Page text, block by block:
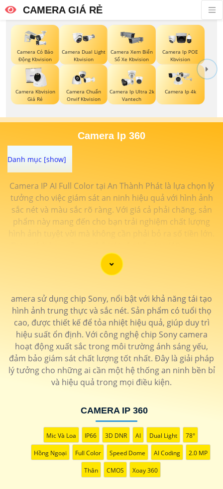
CAMERA GIÁ RẺ
Camera Có Báo
Động Kbvision
Camera Dual Light
Kbvision
Camera Xem Biển
Số Xe Kbvision
Camera Ip POE
Kbvision
Camera Kbvision
Giá Rẻ
Camera Chuẩn
Onvif Kbvision
Camera Ip Ultra 2k
Vantech
Camera Ip 4k
Camera Ip 360
Camera IP AI Full Color tại An Thành Phát là lựa chọn lý
tưởng cho việc giám sát an ninh hiệu quả với hình ảnh
sắc nét và màu sắc rõ ràng. Với giá cả phải chăng, sản
phẩm này mang đến cho bạn trải nghiệm chất lượng
hình ảnh tuyệt vời mà không cần phải bỏ ra số tiền lớn.
này giúp nhận diện chính xác các chi tiết trong hình
ảnh mà không cần ánh sáng hồng ngoại, giúp tiết kiệm
tận hưởng sự tiện lợi và an toàn.
'
amera sử dụng chip Sony, nổi bật với khả năng tái tạo
hình ảnh trung thực và sắc nét. Sản phẩm có tuổi thọ
cao, được thiết kế để tỏa nhiệt hiệu quả, giúp duy trì
hiệu suất ổn định. Với công nghệ chip Sony camera
hoạt động xuất sắc trong môi trường ánh sáng yếu,
đảm bảo giám sát chất lượng tốt nhất. Đây là giải pháp
lý tưởng cho những ai cần một hệ thống an ninh bền bỉ
và hiệu quả trong mọi điều kiện.
CAMERA IP 360
Mic Và Loa IP66 3D DNR AI Dual Light 78°
Hồng Ngoại Full Color Speed Dome AI Coding 2.0 MP
Thân CMOS Xoay 360